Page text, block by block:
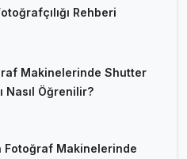
Rehberi
Makinelerinde Shutter
Nasıl Öğrenilir?
Fotoğraf Makinelerinde